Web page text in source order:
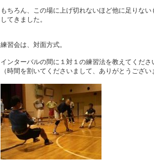
もちろん、この場に上げ切れないほど他に足りな
してきました。
練習会は、対面方式。
インターバルの間に１対１の練習法を教えてくださ
（時間を割いてくださいまして、ありがとうござい